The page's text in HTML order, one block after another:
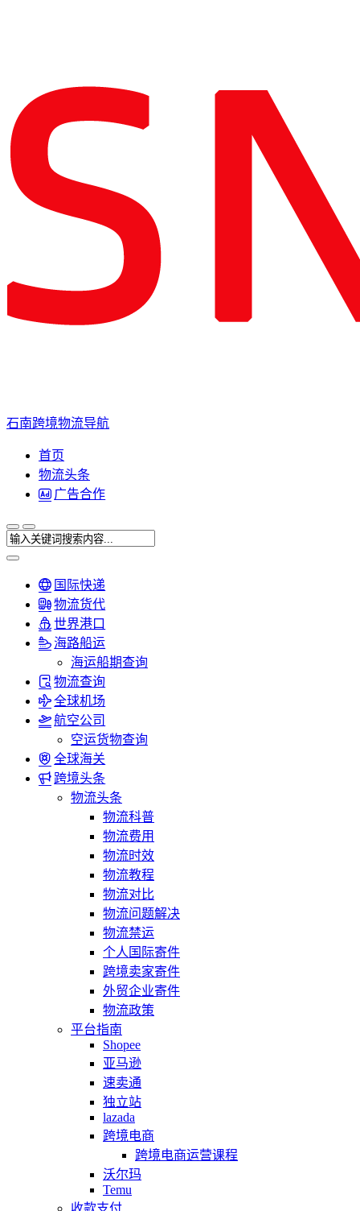
石南跨境物流导航
首页
物流头条
广告合作
国际快递
物流货代
世界港口
海路船运
海运船期查询
物流查询
全球机场
航空公司
空运货物查询
全球海关
跨境头条
物流头条
物流科普
物流费用
物流时效
物流教程
物流对比
物流问题解决
物流禁运
个人国际寄件
跨境卖家寄件
外贸企业寄件
物流政策
平台指南
Shopee
亚马逊
速卖通
独立站
lazada
跨境电商
跨境电商运营课程
沃尔玛
Temu
收款支付